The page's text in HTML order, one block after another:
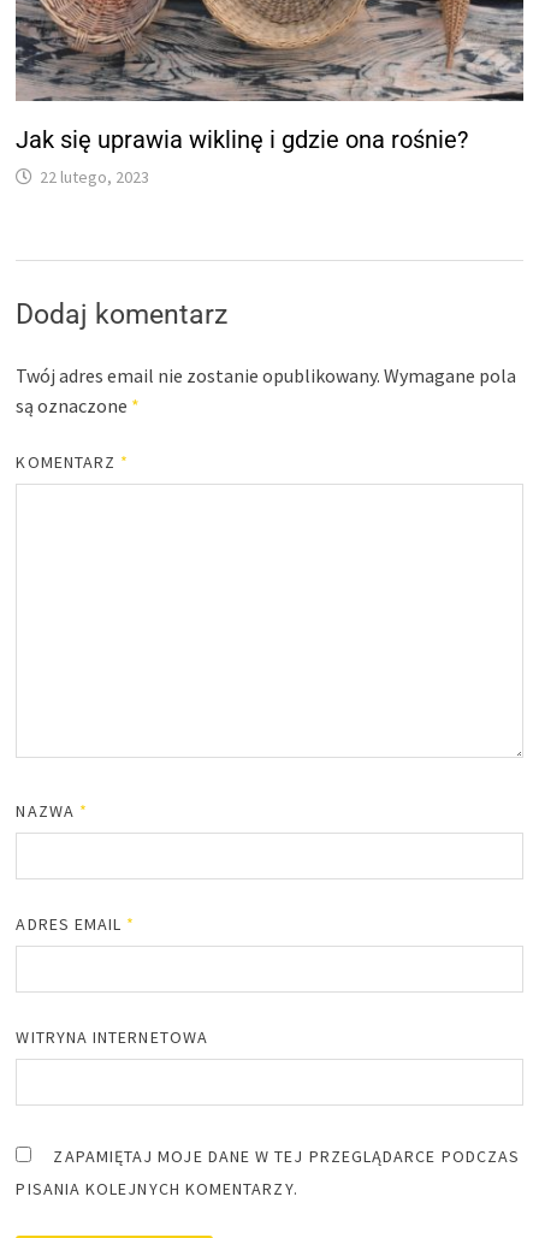
Jak się uprawia wiklinę i gdzie ona rośnie?
22 lutego, 2023
Dodaj komentarz
Twój adres email nie zostanie opublikowany. Wymagane pola
są oznaczone *
KOMENTARZ *
NAZWA *
ADRES EMAIL *
WITRYNA INTERNETOWA
ZAPAMIĘTAJ MOJE DANE W TEJ PRZEGLĄDARCE PODCZAS
PISANIA KOLEJNYCH KOMENTARZY.